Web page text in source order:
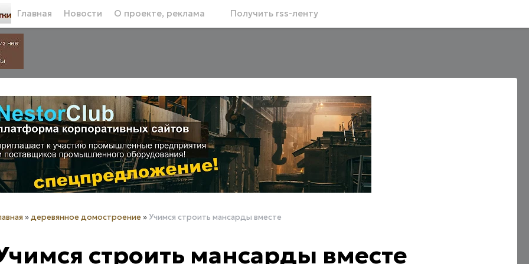
Главная Новости О проекте, реклама Получить rss-ленту
»деревянное домостроение » Учимся строить мансарды вместе
строить мансарды вместе